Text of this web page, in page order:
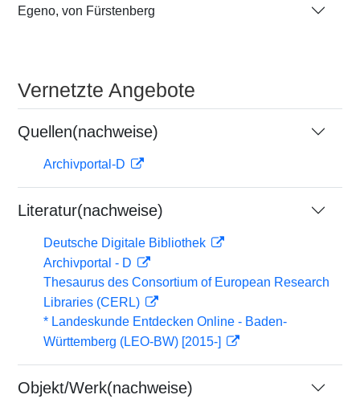
Egeno, von Fürstenberg
Vernetzte Angebote
Quellen(nachweise)
Archivportal-D
Literatur(nachweise)
Deutsche Digitale Bibliothek
Archivportal - D
Thesaurus des Consortium of European Research
Libraries (CERL)
* Landeskunde Entdecken Online - Baden-
Württemberg (LEO-BW) [2015-]
Objekt/Werk(nachweise)